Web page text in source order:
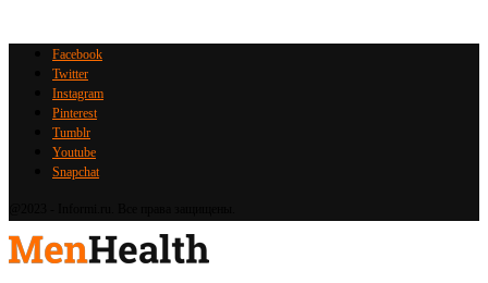
Facebook
Twitter
Instagram
Pinterest
Tumblr
Youtube
Snapchat